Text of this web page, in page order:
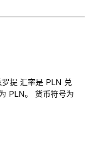
提 汇率是 PLN 兑
PLN。 货币符号为